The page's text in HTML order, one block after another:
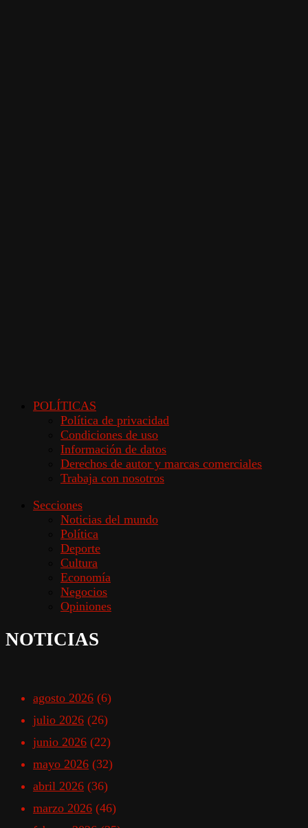
POLÍTICAS
Política de privacidad
Condiciones de uso
Información de datos
Derechos de autor y marcas comerciales
Trabaja con nosotros
Secciones
Noticias del mundo
Política
Deporte
Cultura
Economía
Negocios
Opiniones
NOTICIAS
agosto 2026 (6)
julio 2026 (26)
junio 2026 (22)
mayo 2026 (32)
abril 2026 (36)
marzo 2026 (46)